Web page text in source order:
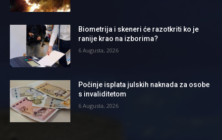
Biometrija i skeneri će razotkriti ko je
ranije krao na izborima?
6 Augusta, 2026
Počinje isplata julskih naknada za osobe
s invaliditetom
6 Augusta, 2026